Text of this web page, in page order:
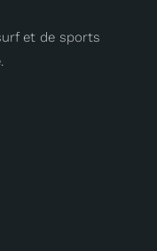
et de sports